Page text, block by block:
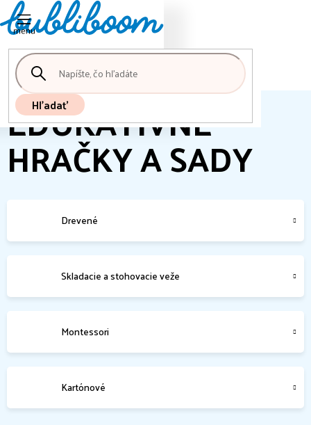
Prejsť
na
obsah
Hľadať
košík
EDUKATÍVNE
HRAČKY A SADY
Drevené
Skladacie a stohovacie veže
Montessori
Kartónové